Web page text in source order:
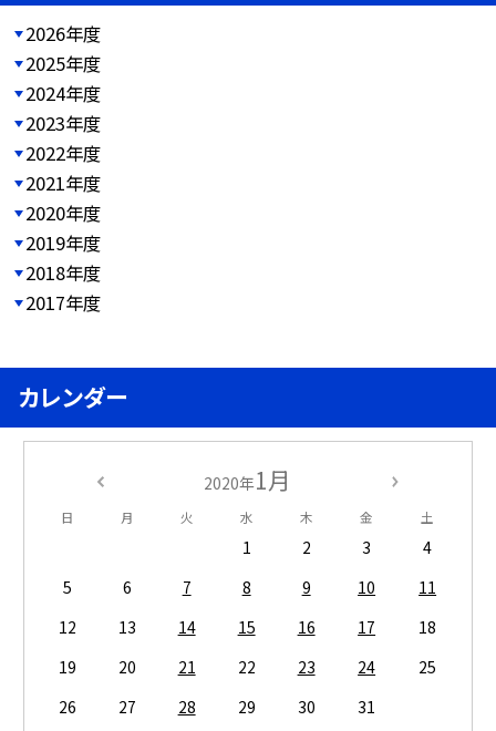
2026年度
2025年度
2024年度
2023年度
2022年度
2021年度
2020年度
2019年度
2018年度
2017年度
カレンダー
2020年1月
日 月 火 水 木 金 土
1 2 3
4
5
6 7 8 9 10
11
12
13 14 15 16 17
18
19
20 21 22 23 24
25
26
27 28 29 30 31